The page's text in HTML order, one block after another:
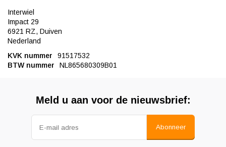
Interwiel
Impact 29
6921 RZ, Duiven
Nederland
KVK nummer
91517532
BTW nummer
NL865680309B01
Meld u aan voor de nieuwsbrief:
Abonneer